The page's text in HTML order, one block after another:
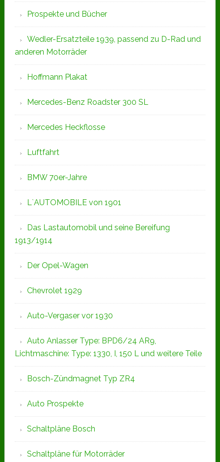
Prospekte und Bücher
Wedler-Ersatzteile 1939, passend zu D-Rad und
anderen Motorräder
Hoffmann Plakat
Mercedes-Benz Roadster 300 SL
Mercedes Heckflosse
Luftfahrt
BMW 70er-Jahre
L`AUTOMOBILE von 1901
Das Lastautomobil und seine Bereifung
1913/1914
Der Opel-Wagen
Chevrolet 1929
Auto-Vergaser vor 1930
Auto Anlasser Type: BPD6/24 AR9,
Lichtmaschine: Type: 1330, I, 150 L und weitere Teile
Bosch-Zündmagnet Typ ZR4
Auto Prospekte
Schaltpläne Bosch
Schaltpläne für Motorräder